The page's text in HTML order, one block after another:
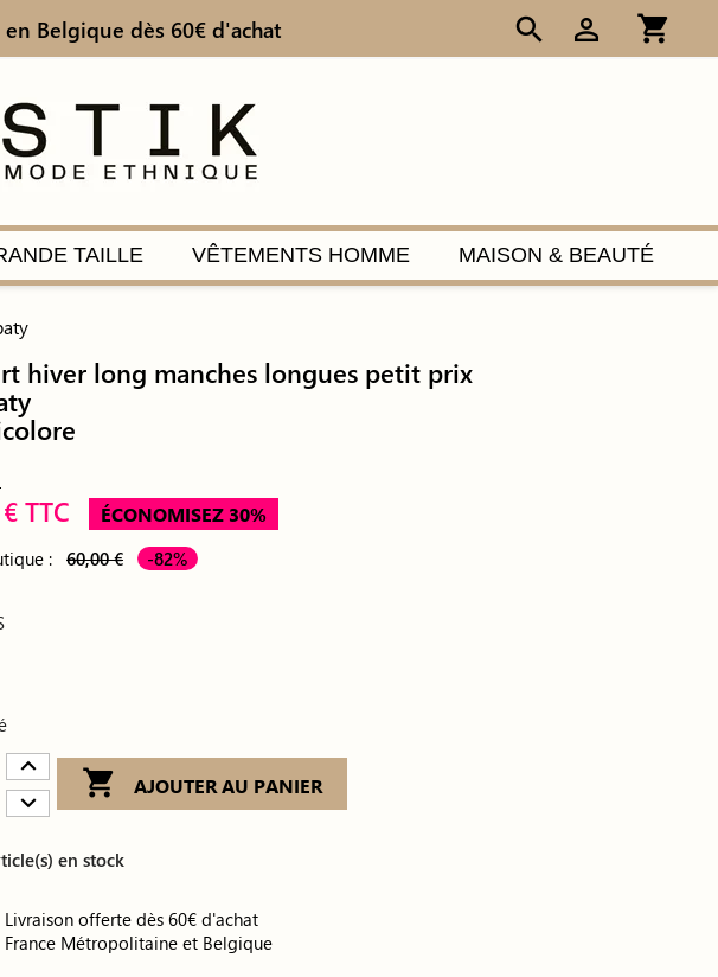
Belgique dès 60€ d'achat search person_outline shopping_cart
TAILLE VÊTEMENTS HOMME MAISON & BEAUTÉ
hiver long manches longues petit prix
TTC ÉCONOMISEZ 30%
: 60,00 € -82%
 AJOUTER AU PANIER
en stock
Livraison offerte dès 60€ d'achat
France Métropolitaine et Belgique